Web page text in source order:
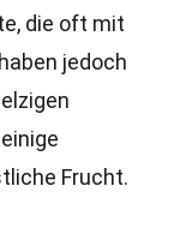
die oft mit
jedoch
Frucht.